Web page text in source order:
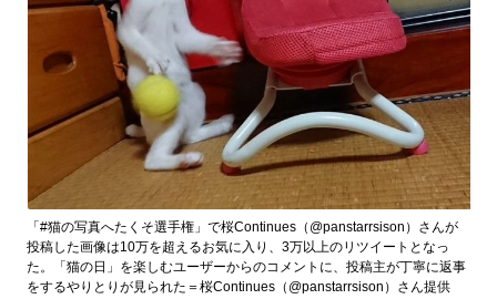
「#猫の写真へたくそ選手権」で桜Continues（@panstarrsison）さんが
投稿した画像は10万を超えるお気に入り、3万以上のリツイートとなっ
た。「猫の日」を楽しむユーザーからのコメントに、投稿主が丁寧に返事
をするやりとりが見られた＝桜Continues（@panstarrsison）さん提供